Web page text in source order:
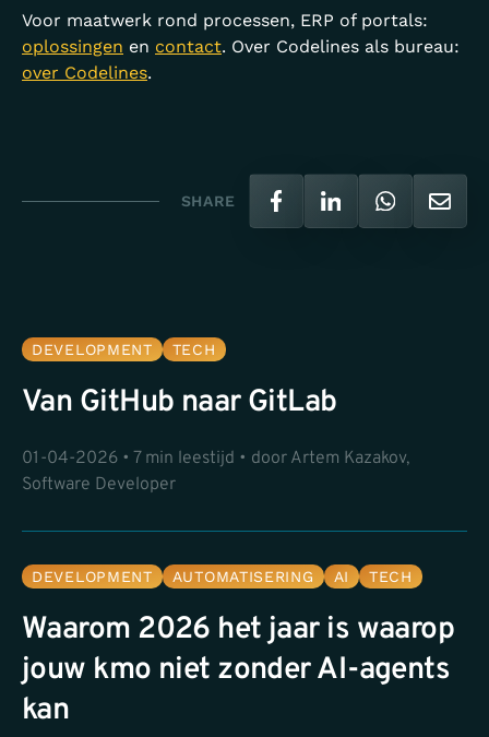
Voor maatwerk rond processen, ERP of portals:
oplossingen en contact. Over Codelines als bureau:
over Codelines.
SHARE
DEVELOPMENT TECH
Van GitHub naar GitLab
01-04-2026 • 7 min leestijd • door Artem Kazakov,
Software Developer
DEVELOPMENT AUTOMATISERING AI TECH
Waarom 2026 het jaar is waarop
jouw kmo niet zonder AI-agents
kan